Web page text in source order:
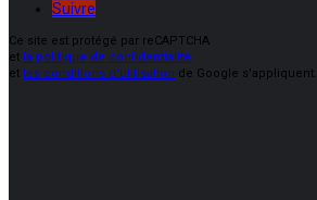
Suivre
Ce site est protégé par reCAPTCHA
et la politique de confidentialité
et les conditions d'utilisation de Google s'appliquent.